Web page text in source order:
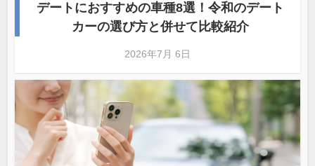
デートにおすすめの車種8選！令和のデート
カーの選び方と併せて比較紹介
2026年7月 6日